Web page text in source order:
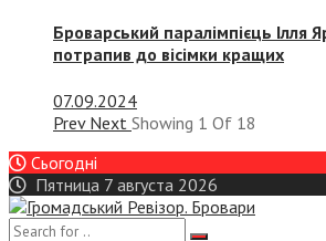
Броварський паралімпієць Ілля
потрапив до вісімки кращих
07.09.2024
Prev Next Showing 1 Of 18
Сьогодні
Пятница 7 августа 2026